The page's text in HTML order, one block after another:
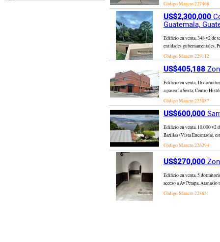
Código Mancro227468
US$2,300,000
Guatemala,
Edificio en venta, 348 v2 de
entidades gubernamentales.
Código Mancro229112
US$405,188
Edificio en venta, 16
a paseo la Sexta, Centro
Código Mancro225087
US$600,000
Edificio en venta, 10,000 v2
Barillas (Vista Encantada),
Código Mancro226294
US$270,000
Edificio en venta, 5
acceso a Av Petapa,
Código Mancro228651